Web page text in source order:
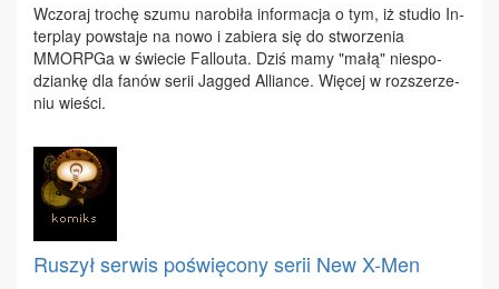
Wczo­raj tro­chę szu­mu na­ro­bi­ła in­for­ma­cja o tym, iż stu­dio In­
ter­play po­wsta­je na no­wo i za­bie­ra się do stwo­rze­nia
MMORP­Ga w świe­cie Fal­lo­uta. Dziś ma­my "ma­łą" nie­spo­
dzian­kę dla fa­nów se­rii Jag­ged Al­lian­ce. Wię­cej w roz­sze­rze­
niu wie­ści.
Ruszył serwis poświęcony serii New X-Men